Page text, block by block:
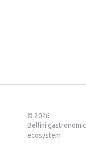
© 2026
Bellini gastronomic
ecosystem